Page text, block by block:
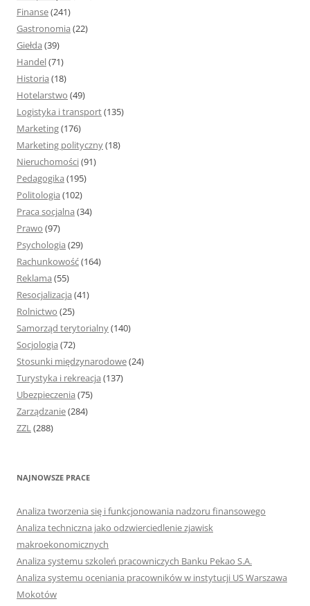
Finanse(241)
Gastronomia (22)
Giełda (39)
Handel(71)
Historia (18)
Hotelarstwo (49)
Logistyka i transport(135)
Marketing(176)
Marketing polityczny(18)
Nieruchomości(91)
Pedagogika (195)
Politologia (102)
Praca socjalna (34)
Prawo (97)
Psychologia (29)
Rachunkowość(164)
Reklama (55)
Resocjalizacja (41)
Rolnictwo (25)
Samorząd terytorialny(140)
Socjologia (72)
Stosunki międzynarodowe(24)
Turystyka i rekreacja (137)
Ubezpieczenia (75)
Zarządzanie(284)
ZZL(288)
NAJNOWSZE PRACE
Analiza tworzenia się i funkcjonowania nadzoru finansowego
Analiza techniczna jako odzwierciedlenie zjawisk
makroekonomicznych
Analiza systemu szkoleń pracowniczych Banku Pekao S.A.
Analiza systemu oceniania pracowników w instytucji US Warszawa
Mokotów